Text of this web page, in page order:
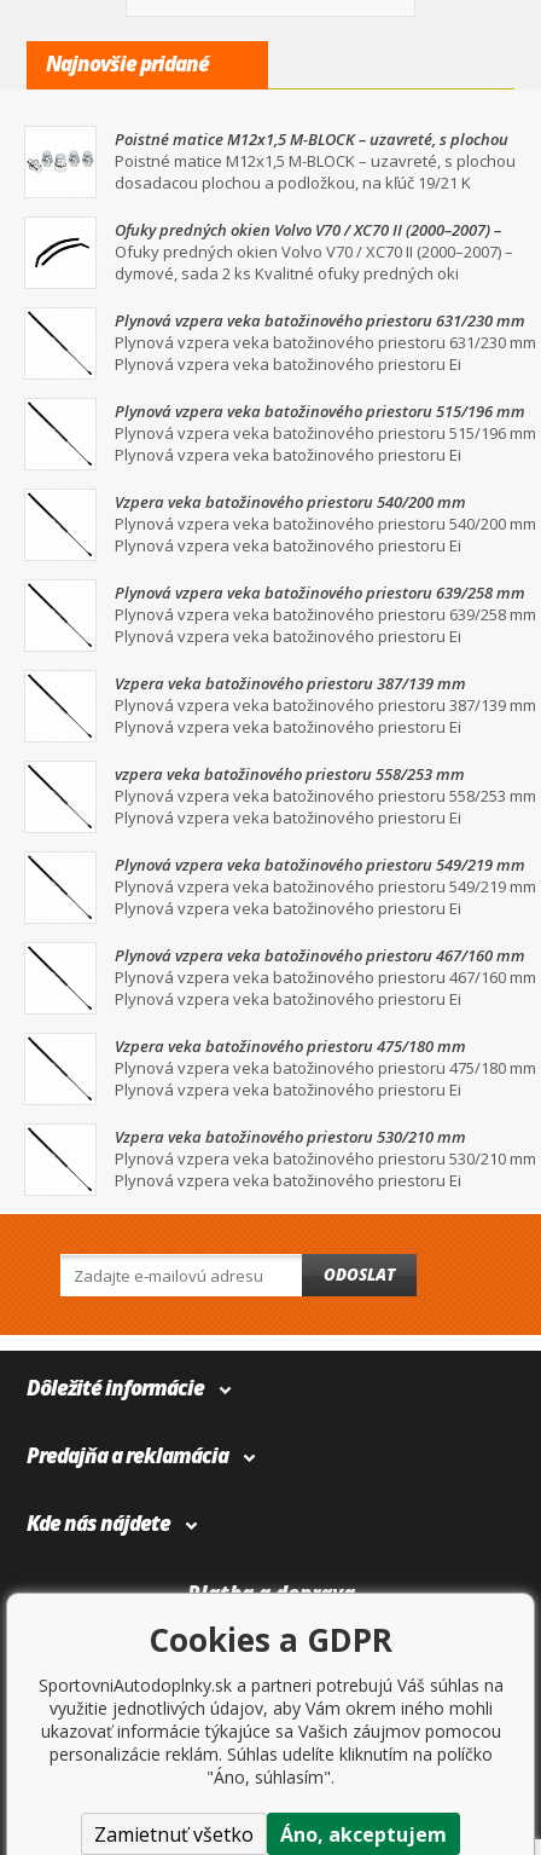
Najnovšie pridané
Poistné matice M12x1,5 M-BLOCK – uzavreté, s plochou
dosadacou plochou a podložkou, na kľúč 19/21
Poistné matice M12x1,5 M-BLOCK – uzavreté, s plochou
dosadacou plochou a podložkou, na kľúč 19/21 K
Ofuky predných okien Volvo V70 / XC70 II (2000–2007) –
dymové, sada 2 ks
Ofuky predných okien Volvo V70 / XC70 II (2000–2007) –
dymové, sada 2 ks Kvalitné ofuky predných oki
Plynová vzpera veka batožinového priestoru 631/230 mm
Plynová vzpera veka batožinového priestoru 631/230 mm
Plynová vzpera veka batožinového priestoru Ei
Plynová vzpera veka batožinového priestoru 515/196 mm
Plynová vzpera veka batožinového priestoru 515/196 mm
Plynová vzpera veka batožinového priestoru Ei
Vzpera veka batožinového priestoru 540/200 mm
Plynová vzpera veka batožinového priestoru 540/200 mm
Plynová vzpera veka batožinového priestoru Ei
Plynová vzpera veka batožinového priestoru 639/258 mm
Plynová vzpera veka batožinového priestoru 639/258 mm
Plynová vzpera veka batožinového priestoru Ei
Vzpera veka batožinového priestoru 387/139 mm
Plynová vzpera veka batožinového priestoru 387/139 mm
Plynová vzpera veka batožinového priestoru Ei
vzpera veka batožinového priestoru 558/253 mm
Plynová vzpera veka batožinového priestoru 558/253 mm
Plynová vzpera veka batožinového priestoru Ei
Plynová vzpera veka batožinového priestoru 549/219 mm
Plynová vzpera veka batožinového priestoru 549/219 mm
Plynová vzpera veka batožinového priestoru Ei
Plynová vzpera veka batožinového priestoru 467/160 mm
Plynová vzpera veka batožinového priestoru 467/160 mm
Plynová vzpera veka batožinového priestoru Ei
Vzpera veka batožinového priestoru 475/180 mm
Plynová vzpera veka batožinového priestoru 475/180 mm
Plynová vzpera veka batožinového priestoru Ei
Vzpera veka batožinového priestoru 530/210 mm
Plynová vzpera veka batožinového priestoru 530/210 mm
Plynová vzpera veka batožinového priestoru Ei
ODOSLAT
Dôležité informácie
Predajňa a reklamácia
Kde nás nájdete
Platba a doprava
Copyright © 2017Sportovniautodoplnky.cz- Tuning shop, športové
Cookies a GDPR
SportovniAutodoplnky.sk a partneri potrebujú Váš súhlas na
využitie jednotlivých údajov, aby Vám okrem iného mohli
ukazovať informácie týkajúce sa Vašich záujmov pomocou
personalizácie reklám. Súhlas udelíte kliknutím na políčko
"Áno, súhlasím".
Zamietnuť všetko Áno, akceptujem